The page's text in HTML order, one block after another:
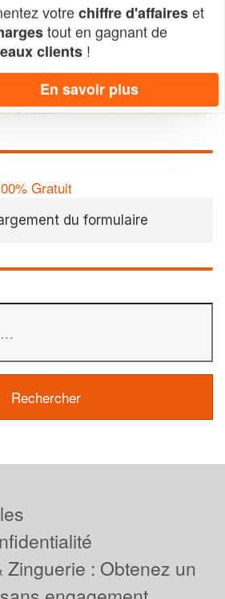
Map data ©OpenStreetMap contributors,CC-BY-SA
Gratuit
du formulaire
votrechiffre d'affaireset
tout en gagnant de
clients !
En savoir plus
Zinguerie : Obtenez un